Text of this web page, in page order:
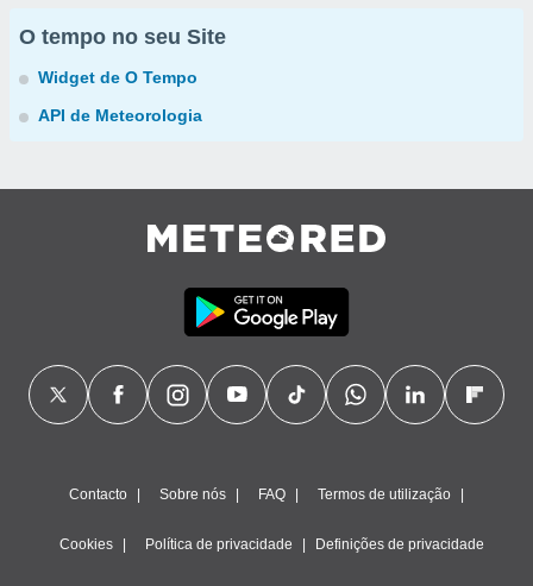
O tempo no seu Site
Widget de O Tempo
API de Meteorologia
Contacto Sobre nós FAQ Termos de utilização
Cookies Política de privacidade Definições de privacidade